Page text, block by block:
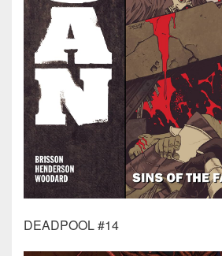
DEADPOOL #14